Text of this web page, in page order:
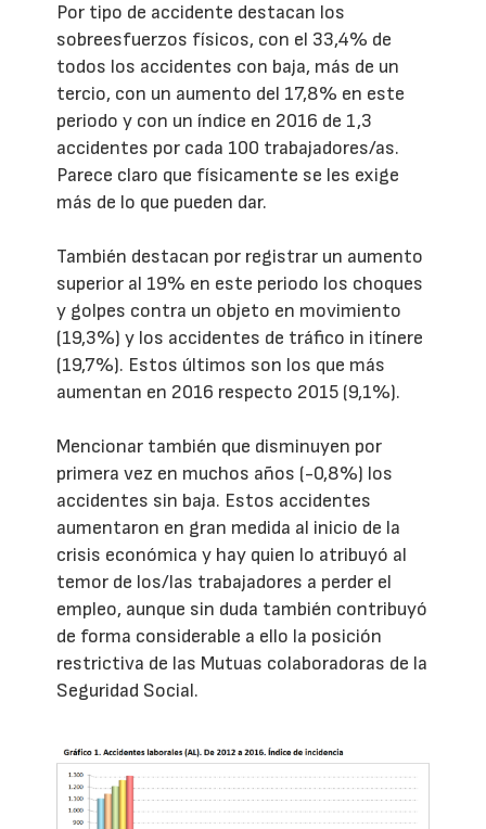
Por tipo de accidente destacan los
sobreesfuerzos físicos, con el 33,4% de
todos los accidentes con baja, más de un
tercio, con un aumento del 17,8% en este
periodo y con un índice en 2016 de 1,3
accidentes por cada 100 trabajadores/as.
Parece claro que físicamente se les exige
más de lo que pueden dar.
También destacan por registrar un aumento
superior al 19% en este periodo los choques
y golpes contra un objeto en movimiento
(19,3%) y los accidentes de tráfico in itínere
(19,7%). Estos últimos son los que más
aumentan en 2016 respecto 2015 (9,1%).
Mencionar también que disminuyen por
primera vez en muchos años (-0,8%) los
accidentes sin baja. Estos accidentes
aumentaron en gran medida al inicio de la
crisis económica y hay quien lo atribuyó al
temor de los/las trabajadores a perder el
empleo, aunque sin duda también contribuyó
de forma considerable a ello la posición
restrictiva de las Mutuas colaboradoras de la
Seguridad Social.